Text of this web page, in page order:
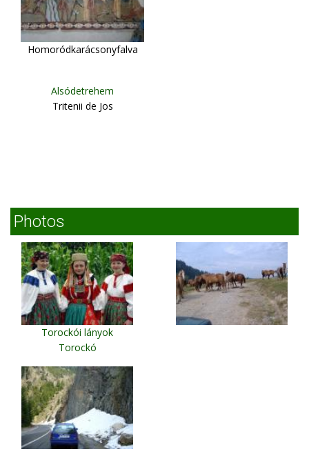
Homoródkarácsonyfalva
Alsódetrehem
Tritenii de Jos
Photos
Torockói lányok
Torockó